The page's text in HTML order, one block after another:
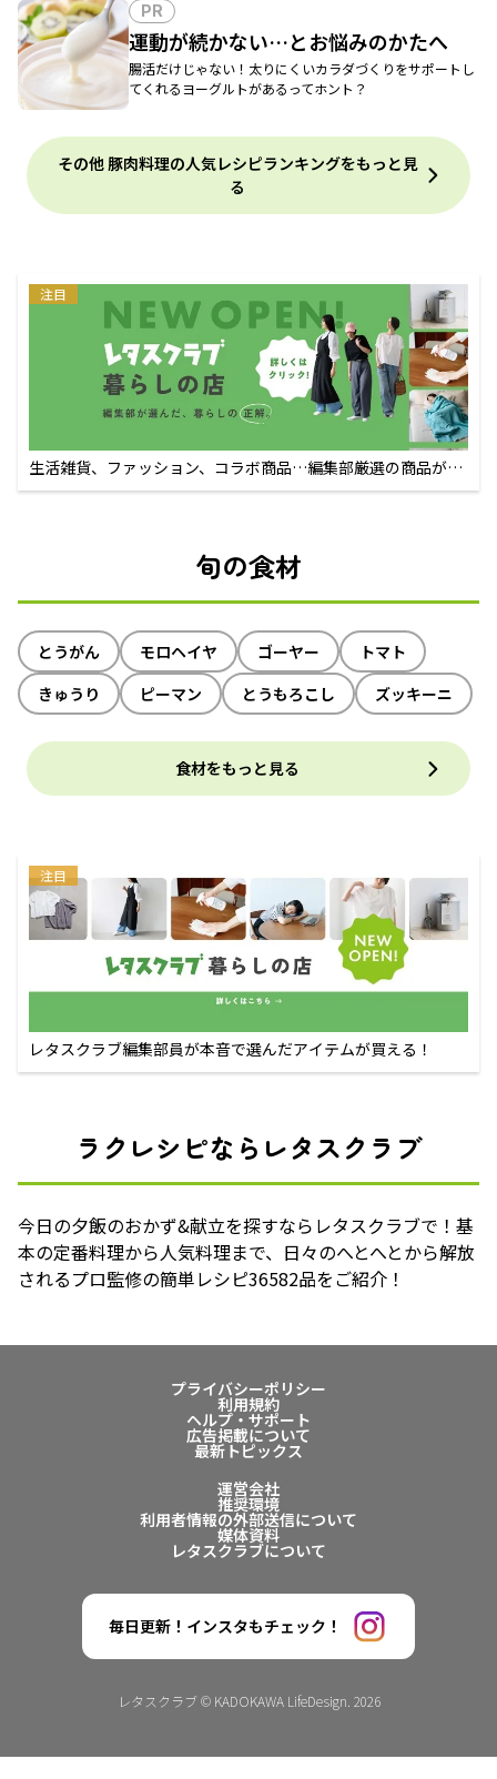
PR
運動が続かない…とお悩みのかたへ
腸活だけじゃない！太りにくいカラダづくりをサポートし
てくれるヨーグルトがあるってホント？
その他 豚肉料理の人気レシピランキングをもっと見
る
注目
生活雑貨、ファッション、コラボ商品…編集部厳選の商品が買
えるECサイト
旬の食材
とうがん モロヘイヤ ゴーヤー
トマト
きゅうり
ピーマン とうもろこし ズッキーニ
食材をもっと見る
注目
レタスクラブ編集部員が本音で選んだアイテムが買える！
ラクレシピならレタスクラブ
今日の夕飯のおかず&献立を探すならレタスクラブで！基
本の定番料理から人気料理まで、日々のへとへとから解放
されるプロ監修の簡単レシピ36582品をご紹介！
プライバシーポリシー
利用規約
ヘルプ・サポート
広告掲載について
最新トピックス
運営会社
推奨環境
利用者情報の外部送信について
媒体資料
レタスクラブについて
毎日更新！インスタもチェック！
レタスクラブ © KADOKAWA LifeDesign. 2026